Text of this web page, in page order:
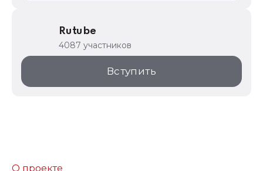
Rutube
4087 участников
Вступить
О проекте